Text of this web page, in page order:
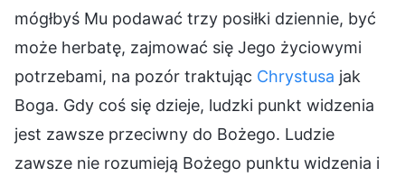
mógłbyś Mu podawać trzy posiłki dziennie, być
może herbatę, zajmować się Jego życiowymi
potrzebami, na pozór traktując Chrystusa jak
Boga. Gdy coś się dzieje, ludzki punkt widzenia
jest zawsze przeciwny do Bożego. Ludzie
zawsze nie rozumieją Bożego punktu widzenia i